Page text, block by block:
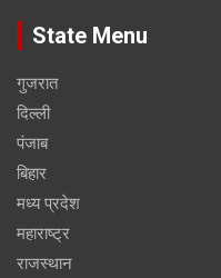
State Menu
गुजरात
दिल्ली
पंजाब
बिहार
मध्य प्रदेश
महाराष्ट्र
राजस्थान